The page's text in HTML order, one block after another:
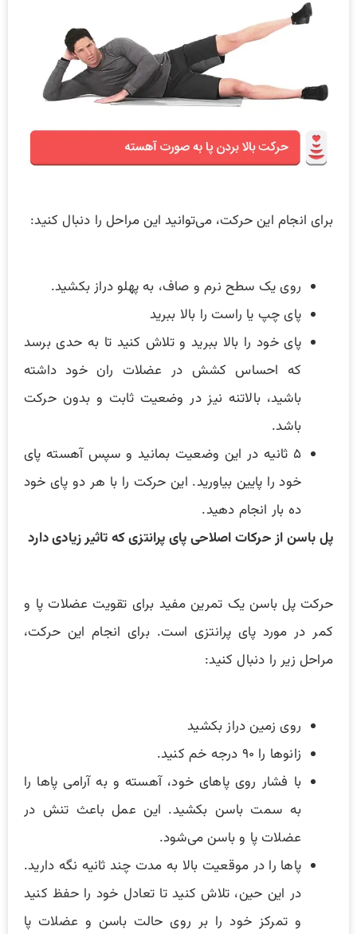
برای انجام این حرکت، می‌توانید این مراحل را دنبال کنید:
روی یک سطح نرم و صاف، به پهلو دراز بکشید.
پای چپ یا راست را بالا ببرید
پای خود را بالا ببرید و تلاش کنید تا به حدی برسد
که احساس کشش در عضلات ران خود داشته
باشید، بالاتنه نیز در وضعیت ثابت و بدون حرکت
باشد.
۵ ثانیه در این وضعیت بمانید و سپس آهسته پای
خود را پایین بیاورید. این حرکت را با هر دو پای خود
ده بار انجام دهید‌.
پل باسن از حرکات اصلاحی پای پرانتزی که تاثیر زیادی دارد
حرکت پل باسن یک تمرین مفید برای تقویت عضلات پا و
کمر در مورد پای پرانتزی است. برای انجام این حرکت،
مراحل زیر را دنبال کنید:
روی زمین دراز بکشید
زانوها را ۹۰ درجه خم کنید.
با فشار روی پاهای خود، آهسته و به آرامی پاها را
به سمت باسن بکشید. این عمل باعث تنش در
عضلات پا و باسن می‌شود.
پاها را در موقعیت بالا به مدت چند ثانیه نگه دارید.
در این حین، تلاش کنید تا تعادل خود را حفظ کنید
و تمرکز خود را بر روی حالت باسن و عضلات پا